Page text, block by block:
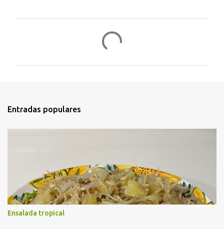
t
r
Entradas populares
Ensalada tropical